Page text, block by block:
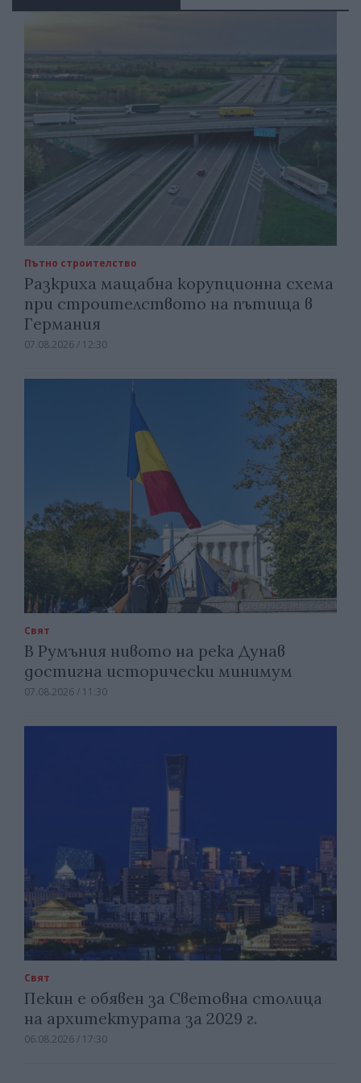
Пътно строителство
Разкриха мащабна корупционна схема
при строителството на пътища в
Германия
07.08.2026 / 12:30
Свят
В Румъния нивото на река Дунав
достигна исторически минимум
07.08.2026 / 11:30
Свят
Пекин е обявен за Световна столица
на архитектурата за 2029 г.
06.08.2026 / 17:30